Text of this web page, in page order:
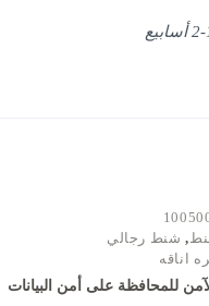
, شنط رجالي
اناقه
للمحافظة على أمن البيانات